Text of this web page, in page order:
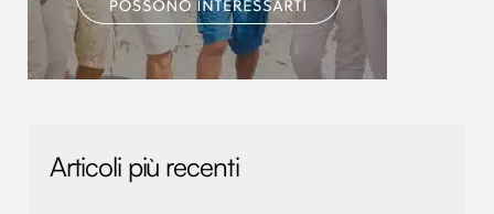
raccolto dal tuo utilizzo dei loro servizi.
Articoli più recenti